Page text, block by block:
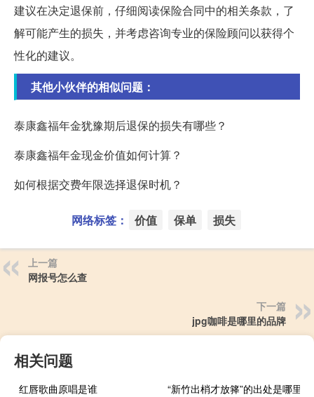
建议在决定退保前，仔细阅读保险合同中的相关条款，了
解可能产生的损失，并考虑咨询专业的保险顾问以获得个
性化的建议。
其他小伙伴的相似问题：
泰康鑫福年金犹豫期后退保的损失有哪些？
泰康鑫福年金现金价值如何计算？
如何根据交费年限选择退保时机？
网络标签： 价值 保单 损失
上一篇
网报号怎么查
下一篇
jpg咖啡是哪里的品牌
相关问题
红唇歌曲原唱是谁
“新竹出梢才放箨”的出处是哪里